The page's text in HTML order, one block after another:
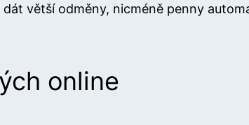
větší odměny, nicméně penny
online